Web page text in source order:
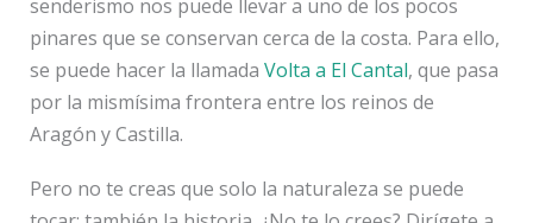
senderismo nos puede llevar a uno de los pocos
pinares que se conservan cerca de la costa. Para ello,
se puede hacer la llamada Volta a El Cantal, que pasa
por la mismísima frontera entre los reinos de
Aragón y Castilla.
Pero no te creas que solo la naturaleza se puede